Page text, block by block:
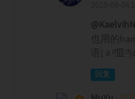
@KaelvihN
也用的
语( ง ᵒ̌皿ᵒ̌)
回复